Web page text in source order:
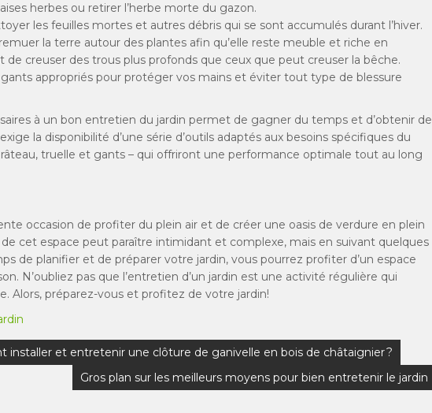
herbes ou retirer l’herbe morte du gazon.
les feuilles mortes et autres débris qui se sont accumulés durant l’hiver.
la terre autour des plantes afin qu’elle reste meuble et riche en
creuser des trous plus profonds que ceux que peut creuser la bêche.
appropriés pour protéger vos mains et éviter tout type de blessure
à un bon entretien du jardin permet de gagner du temps et d’obtenir de
la disponibilité d’une série d’outils adaptés aux besoins spécifiques du
truelle et gants – qui offriront une performance optimale tout au long
occasion de profiter du plein air et de créer une oasis de verdure en plein
cet espace peut paraître intimidant et complexe, mais en suivant quelques
de planifier et de préparer votre jardin, vous pourrez profiter d’un espace
N’oubliez pas que l’entretien d’un jardin est une activité régulière qui
Alors, préparez-vous et profitez de votre jardin!
et entretenir une clôture de ganivelle en bois de châtaignier ?
Gros plan sur les meilleurs moyens pour bien entretenir le jardin